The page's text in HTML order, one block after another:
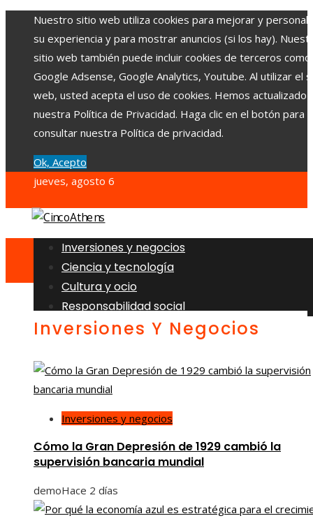
Nuestro sitio web utiliza cookies para mejorar y
su experiencia y para mostrar anuncios (si los hay).
sitio web también puede incluir cookies de terceros como
Google Adsense, Google Analytics, Youtube. Al utilizar el
web, usted acepta el uso de cookies. Hemos actualizado
nuestra Política de Privacidad. Haga clic en el botón para
consultar nuestra Política de privacidad.
Ok, Acepto
jueves, agosto 6
Inversiones y negocios
Ciencia y tecnología
Cultura y ocio
Responsabilidad social
Inversiones Y Negocios
Inversiones y negocios
Cómo la Gran Depresión de 1929 cambió la
supervisión bancaria mundial
demoHace 2 días